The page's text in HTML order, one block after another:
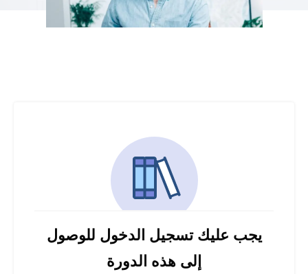
يجب عليك تسجيل الدخول للوصول
إلى هذه الدورة